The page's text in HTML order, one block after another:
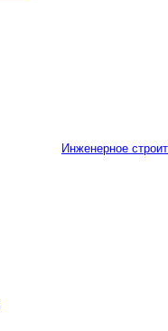
Инженерное